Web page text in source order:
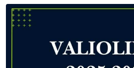
Email